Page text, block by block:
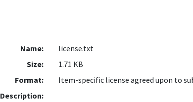
Name:
license.txt
Size:
1.71 KB
Format:
Item-specific license agreed upon to
Description: